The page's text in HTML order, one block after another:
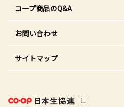
コープ商品のQ&A
お問い合わせ
サイトマップ